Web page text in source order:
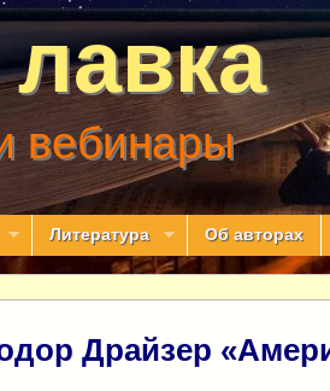
вебинары
Литература Об авторах
Драйзер